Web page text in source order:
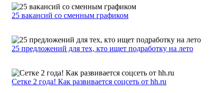
25 вакансий со сменным графиком
25 предложений для тех, кто ищет подработку на лето
Сетке 2 года! Как развивается соцсеть от hh.ru